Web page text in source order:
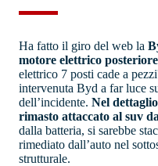
Ha fatto il giro del web la
motore elettrico posteriore
elettrico 7 posti cade a
intervenuta Byd a far luce
dell’incidente. Nel
rimasto attaccato al suv
dalla batteria, si sarebbe
rimediato dall’auto nel
strutturale.